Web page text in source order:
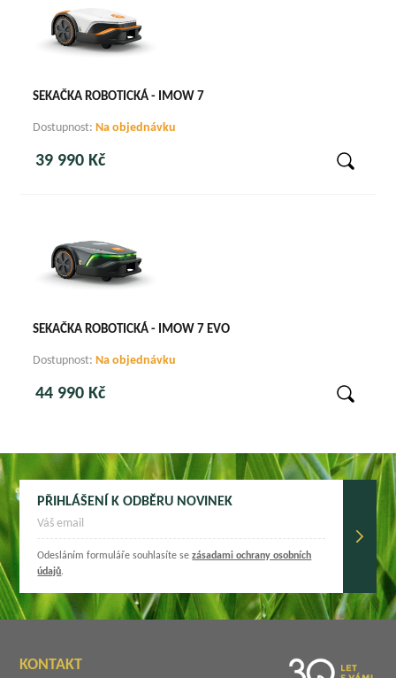
SEKAČKA ROBOTICKÁ - IMOW 7
Dostupnost: Na objednávku
39 990 Kč
SEKAČKA ROBOTICKÁ - IMOW 7 EVO
Dostupnost:Na objednávku
44 990 Kč
PŘIHLÁŠENÍ K ODBĚRU NOVINEK
Odesláním formuláře souhlasíte sezásadami ochrany osobních
údajů.
KONTAKT